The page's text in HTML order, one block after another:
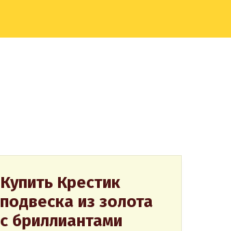
Купить Крестик
подвеска из золота
с бриллиантами